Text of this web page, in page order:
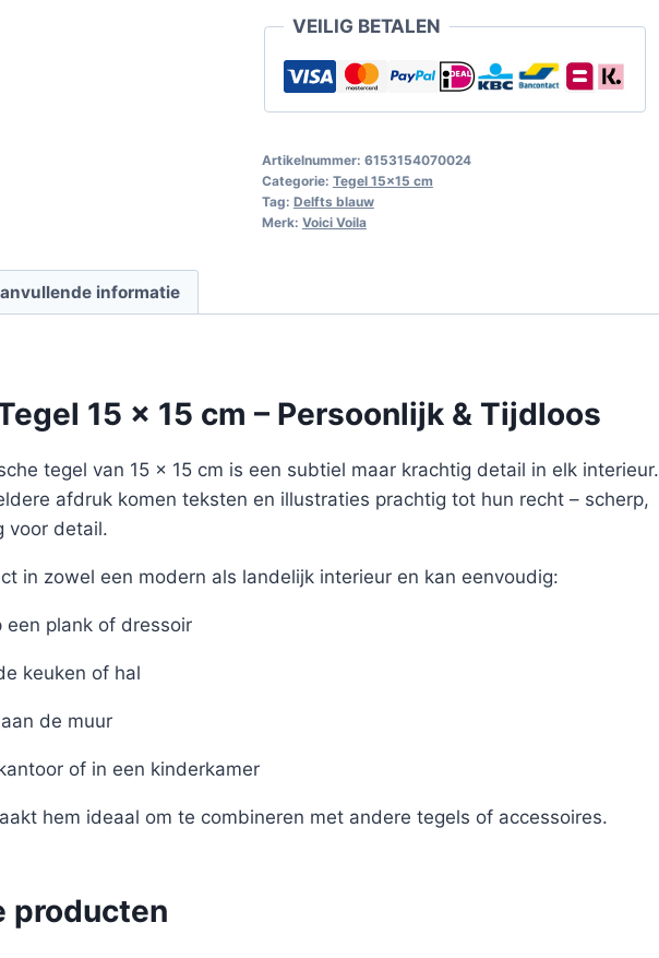
VEILIG BETALEN
Artikelnummer: 6153154070024
Categorie: Tegel 15x15 cm
Tag: Delfts blauw
Merk: Voici Voila
informatie
15 x 15 cm – Persoonlijk & Tijdloos
tegel van 15 x 15 cm is een subtiel maar krachtig detail in elk interieur.
afdruk komen teksten en illustraties prachtig tot hun recht – scherp,
voor detail.
in zowel een modern als landelijk interieur en kan eenvoudig:
plank of dressoir
keuken of hal
de muur
of in een kinderkamer
hem ideaal om te combineren met andere tegels of accessoires.
producten